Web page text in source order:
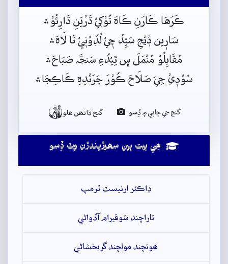
ڪَرَهَا ڪَارَنِ ڪَاہَ تُوْکٖيْ ڌَرْيَنِ ڌَارِئُوْ﮶
سَارٖين ڎٖيْجِ سَيِّدُ چٖيْ لُڊُوْنٖيْ تَا لَاہَ﮶
مُقَابِلُوْ مُنْمَلَ س﮼ ٿِيْدُءِ سَنجَّہ صَبَاحَ﮶
سُوْڊٖيْ جِيَ صَلَاحَ ڪُوْرَ چَرَنْدِہِ ڪَاڪِجَا﮶
گنج جي ڇاپي ۾ ڏِسو گنج ڏانھن ھلو
ھِي بيت ٻين سھيڙيندڙن وٽ ڏِسو
ڊاڪٽر ارنيسٽ ٽرمپ
تاراچند شوقيرام آڏواڻي
ھوتچند مولچند گربخشاڻي